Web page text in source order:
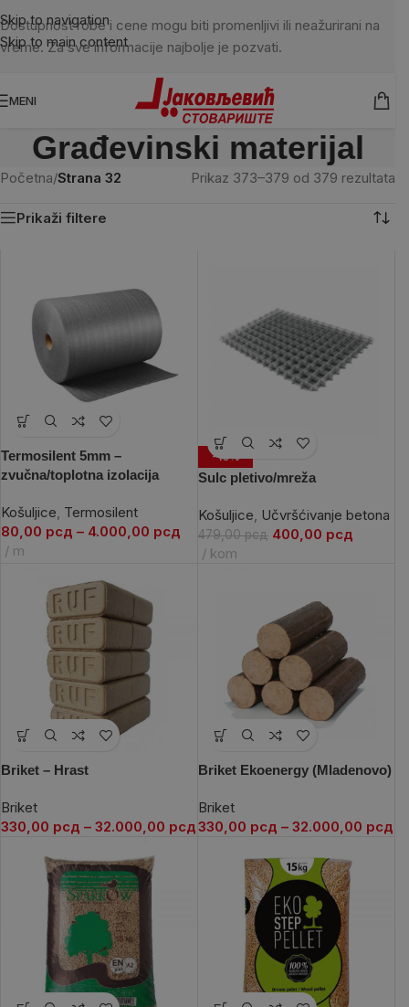
Skip to navigation
Skip to main content
Dostupnost robe i cene mogu biti promenljivi ili neažurirani na
vreme. Za sve informacije najbolje je pozvati.
MENI
Građevinski materijal
Početna/Strana 32 Prikaz 373–379 od 379 rezultata
Prikaži filtere
Termosilent 5mm –
zvučna/toplotna izolacija
Košuljice, Termosilent
80,00 рсд – 4.000,00 рсд
m
-16%
Sulc pletivo/mreža
Košuljice, Učvršćivanje betona
479,00рсд 400,00 рсд
kom
Briket – Hrast
Briket
330,00 рсд – 32.000,00 рсд
Briket Ekoenergy (Mladenovo)
Briket
330,00 рсд – 32.000,00 рсд